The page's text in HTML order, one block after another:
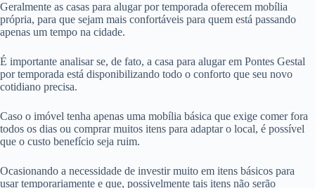
Geralmente as casas para alugar por temporada oferecem mobília
própria, para que sejam mais confortáveis para quem está passando
apenas um tempo na cidade.
É importante analisar se, de fato, a casa para alugar em Pontes Gestal
por temporada está disponibilizando todo o conforto que seu novo
cotidiano precisa.
Caso o imóvel tenha apenas uma mobília básica que exige comer fora
todos os dias ou comprar muitos itens para adaptar o local, é possível
que o custo benefício seja ruim.
Ocasionando a necessidade de investir muito em itens básicos para
usar temporariamente e que, possivelmente tais itens não serão